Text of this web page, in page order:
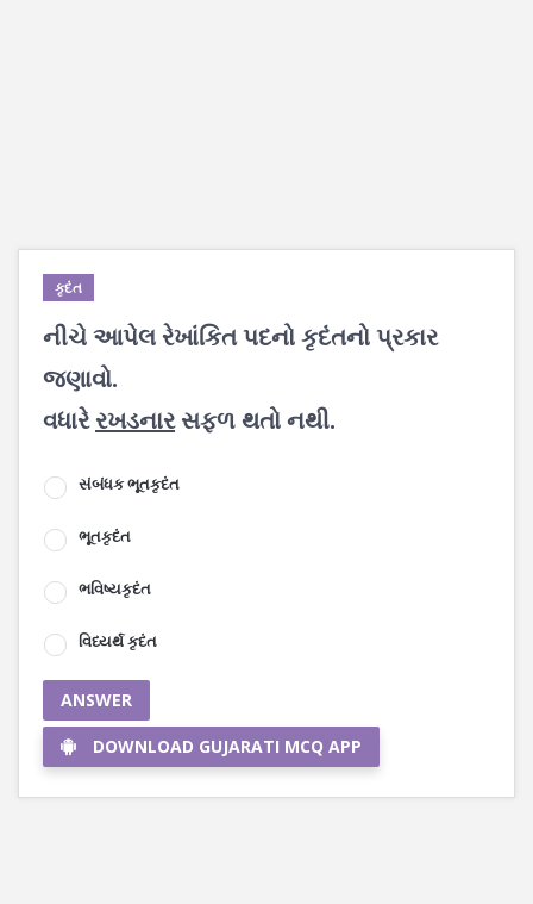
કૃદંત
નીચે આપેલ રેખાંકિત પદનો કૃદંતનો પ્રકાર
જણાવો.
વધારેરખડનારસફળ થતો નથી.
સંબંધક ભૂતકૃદંત
ભૂતકૃદંત
ભવિષ્યકૃદંત
વિધ્યર્થ કૃદંત
ANSWER
DOWNLOAD GUJARATI MCQ APP